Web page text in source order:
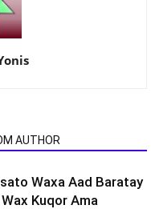
AUTHOR
Waxa Aad Baratay
Kuqor Ama